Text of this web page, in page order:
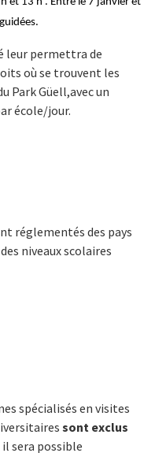
permettra de
où se trouvent les
Park Güell,avec un
école/jour.
réglementés des pays
niveaux scolaires
spécialisés en visites
sont exclus
il sera possible